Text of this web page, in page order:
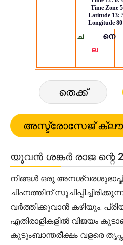
തെക്ക്
യുവൻ ശങ്കർ രാജ ന്റെ
നിങ്ങൾ ഒരു
ചിഹ്നത്തിന്
വർത്തിക്കുവാൻ കഴിയും.
എതിരാളികളിൽ വിജയം
കുടുംബാന്തരീക്ഷം വളരെ